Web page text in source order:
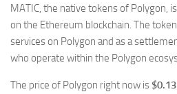
MATIC, the native tokens of Polygon,
on the Ethereum blockchain. The
services on Polygon and as a
who operate within the Polygon
The price of Polygon right now is $0.13